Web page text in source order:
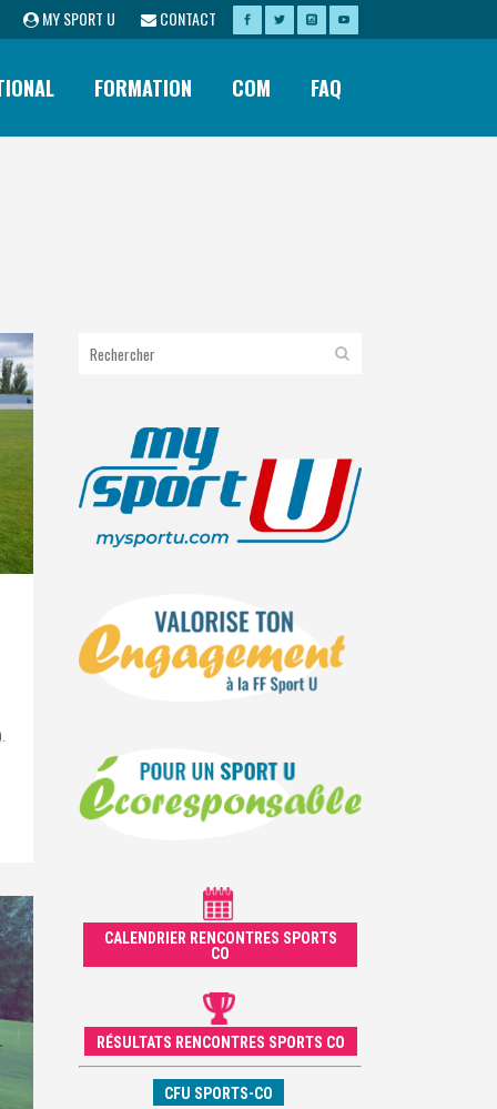
MY SPORT U CONTACT
FORMATION COM FAQ
CALENDRIER RENCONTRES SPORTS
CO
RÉSULTATS RENCONTRES SPORTS CO
CFU SPORTS-CO